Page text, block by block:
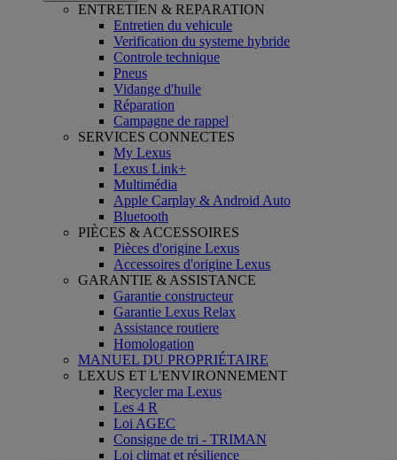
ENTRETIEN & REPARATION
Entretien du vehicule
Verification du systeme hybride
Controle technique
Pneus
Vidange d'huile
Réparation
Campagne de rappel
SERVICES CONNECTES
My Lexus
Lexus Link+
Multimédia
Apple Carplay & Android Auto
Bluetooth
PIÈCES & ACCESSOIRES
Pièces d'origine Lexus
Accessoires d'origine Lexus
GARANTIE & ASSISTANCE
Garantie constructeur
Garantie Lexus Relax
Assistance routiere
Homologation
MANUEL DU PROPRIÉTAIRE
LEXUS ET L'ENVIRONNEMENT
Recycler ma Lexus
Les 4 R
Loi AGEC
Consigne de tri - TRIMAN
Loi climat et résilience